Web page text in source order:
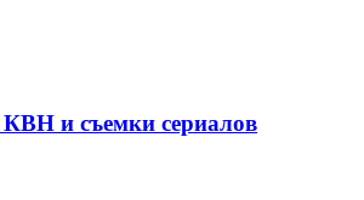
КВН и съемки сериалов